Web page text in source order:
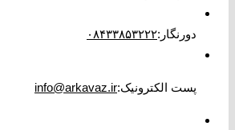
دورنگار :۰۸۴۳۳۸۵۳۲۲۲
پست الکترونیک:
info@arkavaz.ir